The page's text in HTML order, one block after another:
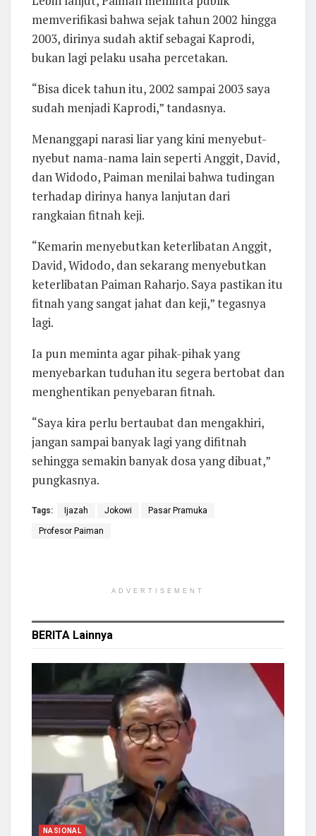
memverifikasi bahwa sejak tahun 2002 hingga
2003, dirinya sudah aktif sebagai Kaprodi,
bukan lagi pelaku usaha percetakan.
“Bisa dicek tahun itu, 2002 sampai 2003 saya
sudah menjadi Kaprodi,” tandasnya.
Menanggapi narasi liar yang kini menyebut-
nyebut nama-nama lain seperti Anggit, David,
dan Widodo, Paiman menilai bahwa tudingan
terhadap dirinya hanya lanjutan dari
rangkaian fitnah keji.
“Kemarin menyebutkan keterlibatan Anggit,
David, Widodo, dan sekarang menyebutkan
keterlibatan Paiman Raharjo. Saya pastikan itu
fitnah yang sangat jahat dan keji,” tegasnya
lagi.
Ia pun meminta agar pihak-pihak yang
menyebarkan tuduhan itu segera bertobat dan
menghentikan penyebaran fitnah.
“Saya kira perlu bertaubat dan mengakhiri,
jangan sampai banyak lagi yang difitnah
sehingga semakin banyak dosa yang dibuat,”
pungkasnya.
Tags: Ijazah Jokowi Pasar Pramuka
Profesor Paiman
ADVERTISEMENT
BERITA Lainnya
NASIONAL